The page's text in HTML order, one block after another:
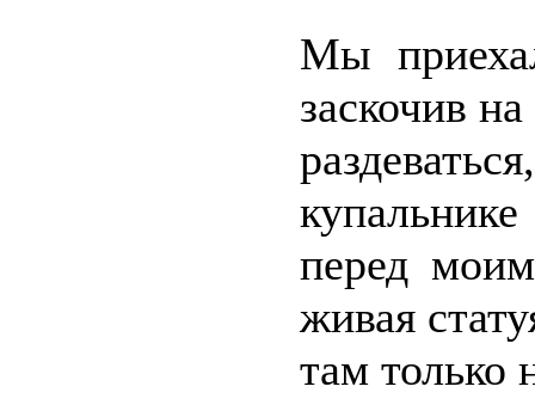
Мы
заскочив
перед
живая
там только